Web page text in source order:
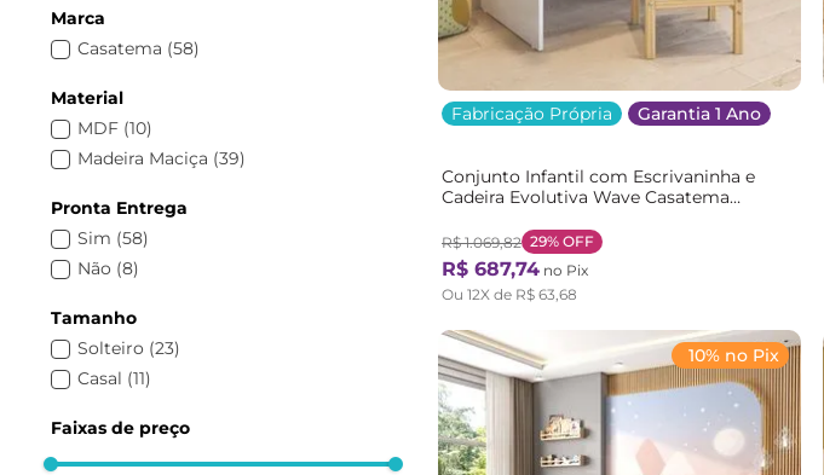
Marca
Casatema (58)
Material
MDF (10)
Madeira Maciça (39)
Pronta Entrega
Sim (58)
Não (8)
Tamanho
Solteiro (23)
Casal (11)
Faixas de preço
Fabricação Própria Garantia 1 Ano
Conjunto Infantil com Escrivaninha e
Cadeira Evolutiva Wave Casatema
R$ 1.069,82 29% OFF
R$ 687,74 no Pix
Ou 12X de R$ 63,68
10% no Pix